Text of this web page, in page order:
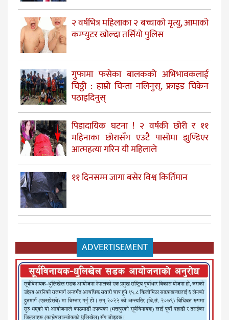
२ वर्षभित्र महिलाका २ बच्चाको मृत्यु, आमाको
कम्प्युटर खोल्दा तर्सियो पुलिस
गुफामा फसेका बालकको अभिभावकलाई
चिठ्ठी : हाम्रो चिन्ता नलिनुस्, फ्राइड चिकेन
पठाइदिनुस्
पिडादायिक घटना ! २ वर्षकी छोरी र ११
महिनाका छोरासँग एउटै पासोमा झुण्डिएर
आत्महत्या गरिन यी महिलाले
११ दिनसम्म जागा बसेर विश्व किर्तिमान
ADVERTISEMENT